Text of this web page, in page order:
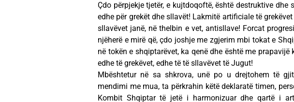
Çdo përpjekje tjetër, e kujtdoqoftë, është destruktive dhe
edhe për grekët dhe sllavët! Lakmitë artificiale të
sllavëvet janë, në thelbin e vet, antisllave! Forcat
njëherë e mirë që, çdo joshje me zgjerim mbi tokat e
në tokën e shqiptarëvet, ka qenë dhe është me prapavijë
edhe të grekëvet, edhe të të sllavëvet të Jugut!
Mbështetur në sa shkrova, unë po u drejtohem të
mendimi me mua, ta përkrahin këtë deklaratë timen,
Kombit Shqiptar të jetë i harmonizuar dhe qartë i